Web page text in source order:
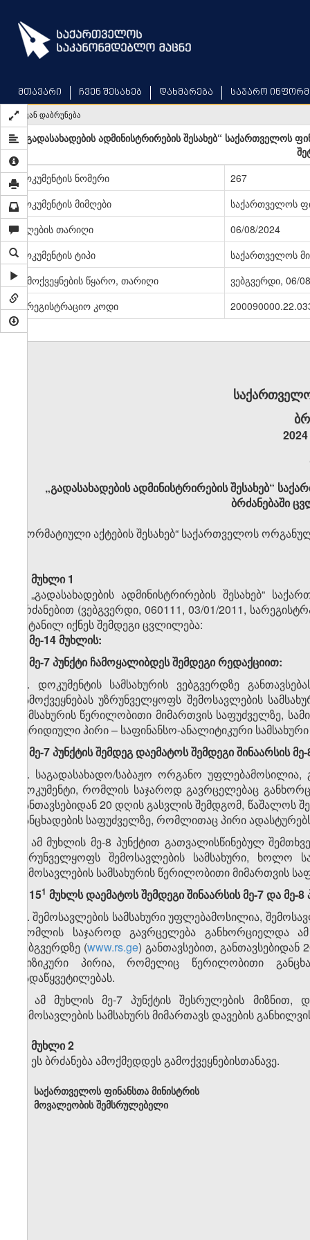
main
content
მთავარი ჩვენ შესახებ დახმარება საჯარო
უკან დაბრუნება
„გადასახადების ადმინისტრირების შესახებ“ საქართველოს
დოკუმენტის ნომერი
267
დოკუმენტის მიმღები
საქართველოს
მიღების თარიღი
06/08/2024
დოკუმენტის ტიპი
საქართველოს
გამოქვეყნების წყარო, თარიღი
ვებგვერდი, 06/
სარეგისტრაციო კოდი
„გადასახადების ადმინისტრირების შესახებ“
ბრძანებაში
„ნორმატიული აქტების შესახებ“ საქართველოს
მუხლი 1
„გადასახადების ადმინისტრირების შესახებ“
ბრძანებით (ვებგვერდი, 060111, 03/01/2011,
შეტანილ იქნეს შემდეგი ცვლილება:
მე-14მუხლის:
ა) მე-7 პუნქტი ჩამოყალიბდეს შემდეგი რედაქციით:
„7. დოკუმენტის სამსახურის ვებგვერდზე
გამოქვეყნებას უზრუნველყოფს შემოსავლების
სამსახურის წერილობითი მიმართვის საფუძველზე,
იურიდიული პირი – საფინანსო-ანალიტიკური
ბ) მე-7 პუნქტის შემდეგ დაემატოს შემდეგი შინაარსის
„8. საგადასახადო/საბაჟო ორგანო
დოკუმენტი, რომლის საჯაროდ გავრცელებაც
განთავსებიდან 20 დღის გასვლის შემდგომ, წაშალოს
განცხადების საფუძველზე, რომლითაც პირი
9. ამ მუხლის მე-8 პუნქტით გათვალისწინებულ
უზრუნველყოფს შემოსავლების სამსახური, ხოლო
შემოსავლების სამსახურის წერილობითი მიმართვის
2. 15​1 მუხლს დაემატოს შემდეგი შინაარსის მე-7 და მე-8
„7. შემოსავლების სამსახური უფლებამოსილია,
რომლის საჯაროდ გავრცელება განხორციელდა
ვებგვერდზე (www.rs.ge) განთავსებით,
ფიზიკური პირია, რომელიც წერილობითი
გადაწყვეტილებას.
8. ამ მუხლის მე-7 პუნქტის შესრულების მიზნით,
შემოსავლების სამსახურს მიმართავს დავების
მუხლი 2
ეს ბრძანება ამოქმედდეს გამოქვეყნებისთანავე.
საქართველოს ფინანსთა მინისტრის
მოვალეობის შემსრულებელი